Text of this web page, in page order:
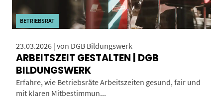
BETRIEBSRAT
23.03.2026 | von DGB Bildungswerk
ARBEITSZEIT GESTALTEN | DGB
BILDUNGSWERK
Erfahre, wie Betriebsräte Arbeitszeiten gesund, fair und
mit klaren Mitbestimmun...